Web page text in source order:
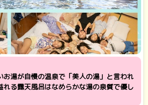
お湯が自慢の温泉で「美人の湯」と言われ
れる露天風呂はなめらかな湯の泉質で優し